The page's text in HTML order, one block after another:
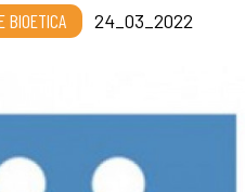
BIOETICA 24_03_2022